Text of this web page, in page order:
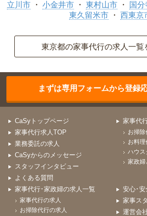
立川市 小金井市 東村山市 国
東久留米市
西東京
東京都の家事代行の求人一覧
まずは専用フォームから登録
CaSyトップページ
家事代行求人TOP
業務委託の求人
CaSyからのメッセージ
スタッフインタビュー
よくある質問
家事代
お掃除
お料理
ハウス
家政婦
家事代行･家政婦の求人一覧
家事代行の求人
お掃除代行の求人
安心･
家事ス
運営会